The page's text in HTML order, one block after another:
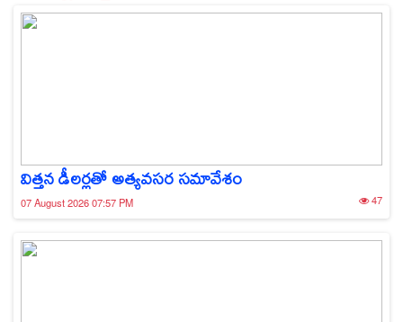
విత్తన డీలర్లతో అత్యవసర సమావేశం
07 August 2026 07:57 PM 47